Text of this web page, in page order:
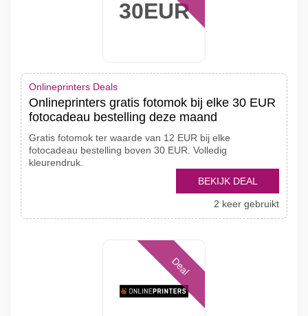
30EUR
Onlineprinters Deals
Onlineprinters gratis fotomok bij elke 30 EUR
fotocadeau bestelling deze maand
Gratis fotomok ter waarde van 12 EUR bij elke
fotocadeau bestelling boven 30 EUR. Volledig
kleurendruk.
BEKIJK DEAL
2 keer gebruikt
Deal